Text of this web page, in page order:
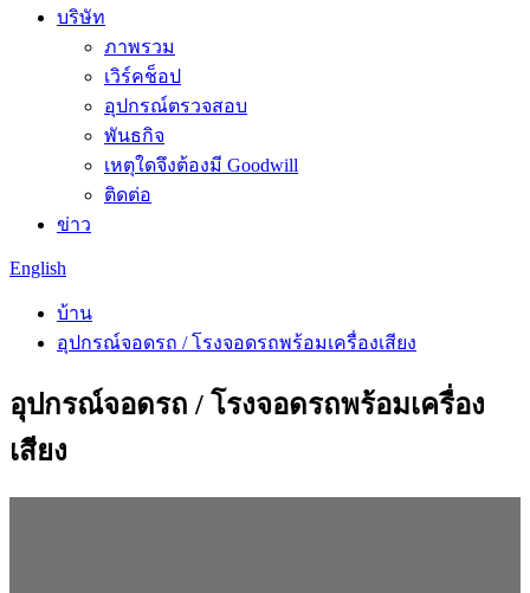
บริษัท
ภาพรวม
เวิร์คช็อป
อุปกรณ์ตรวจสอบ
พันธกิจ
เหตุใดจึงต้องมี Goodwill
ติดต่อ
ข่าว
English
บ้าน
อุปกรณ์จอดรถ / โรงจอดรถพร้อมเครื่องเสียง
อุปกรณ์จอดรถ / โรงจอดรถพร้อมเครื่อง
เสียง